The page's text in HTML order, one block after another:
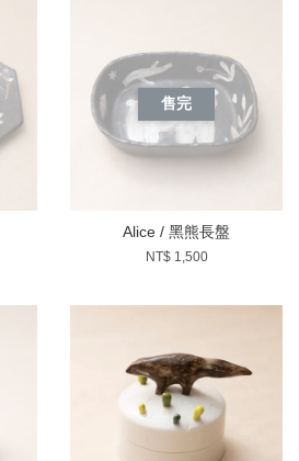
售完
Alice / 黑熊長盤
NT$ 1,500